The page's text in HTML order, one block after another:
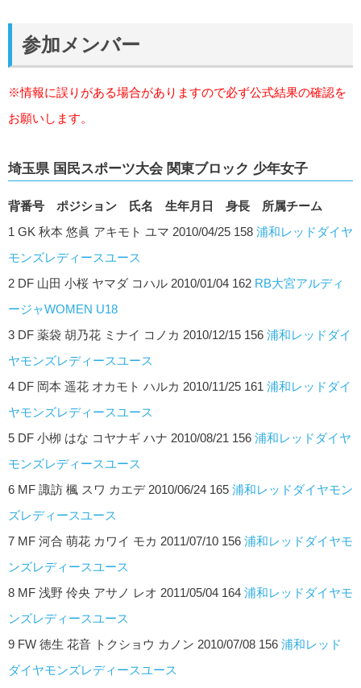
参加メンバー
※情報に誤りがある場合がありますので必ず公式結果の確認を
お願いします。
埼玉県 国民スポーツ大会 関東ブロック 少年女子
背番号 ポジション 氏名 生年月日 身長 所属チーム
1 GK 秋本 悠眞 アキモト ユマ 2010/04/25 158 浦和レッドダイヤ
モンズレディースユース
2 DF 山田 小桜 ヤマダ コハル 2010/01/04 162 RB大宮アルディ
ージャWOMEN U18
3 DF 薬袋 胡乃花 ミナイ コノカ 2010/12/15 156 浦和レッドダイ
ヤモンズレディースユース
4 DF 岡本 遥花 オカモト ハルカ 2010/11/25 161 浦和レッドダイ
ヤモンズレディースユース
5 DF 小栁 はな コヤナギ ハナ 2010/08/21 156 浦和レッドダイヤ
モンズレディースユース
6 MF 諏訪 楓 スワ カエデ 2010/06/24 165 浦和レッドダイヤモン
ズレディースユース
7 MF 河合 萌花 カワイ モカ 2011/07/10 156 浦和レッドダイヤモ
ンズレディースユース
8 MF 浅野 伶央 アサノ レオ 2011/05/04 164 浦和レッドダイヤモ
ンズレディースユース
9 FW 徳生 花音 トクショウ カノン 2010/07/08 156 浦和レッド
ダイヤモンズレディースユース